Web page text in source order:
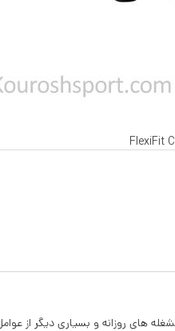
های روزانه و بسیاری دیگر از